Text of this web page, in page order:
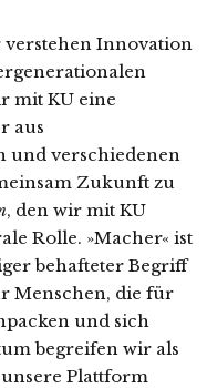
verstehen Innovation
mit KU eine
aus
und verschiedenen
Zukunft zu
, den wir mit KU
Rolle. »Macher« ist
behafteter Begriff
Menschen, die für
und sich
begreifen wir als
Plattform